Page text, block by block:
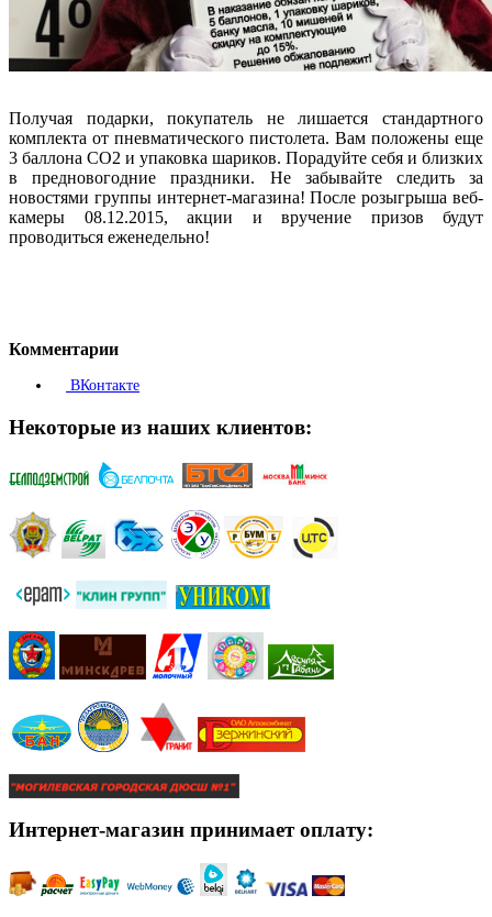
Получая подарки, покупатель не лишается стандартного
комплекта от пневматического пистолета. Вам положены еще
3 баллона СО2 и упаковка шариков. Порадуйте себя и близких
в предновогодние праздники. Не забывайте следить за
новостями группы интернет-магазина! После розыгрыша веб-
камеры 08.12.2015, акции и вручение призов будут
проводиться еженедельно!
Комментарии
ВКонтакте
Некоторые из наших клиентов:
Интернет-магазин принимает оплату: